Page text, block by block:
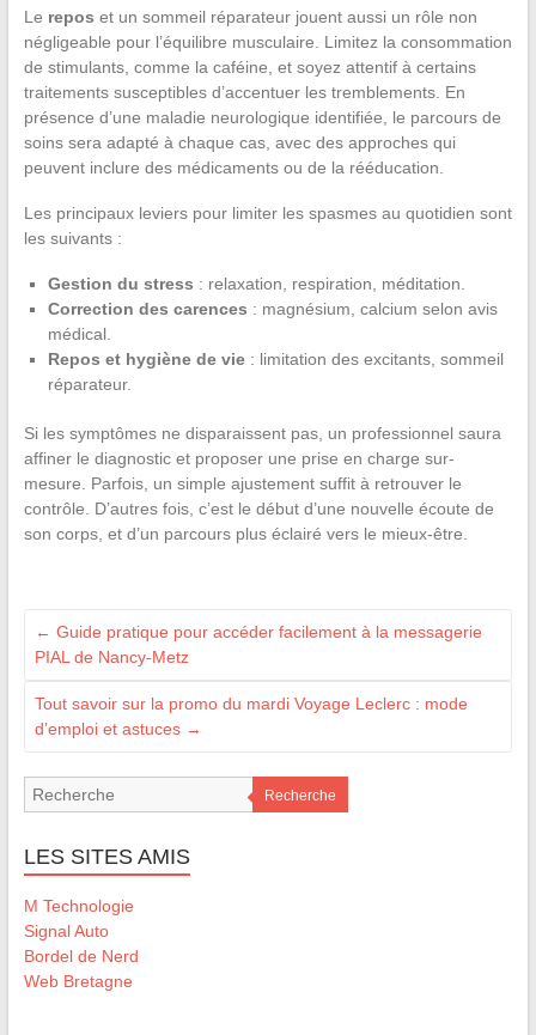
Le repos et un sommeil réparateur jouent aussi un rôle non
négligeable pour l’équilibre musculaire. Limitez la consommation
de stimulants, comme la caféine, et soyez attentif à certains
traitements susceptibles d’accentuer les tremblements. En
présence d’une maladie neurologique identifiée, le parcours de
soins sera adapté à chaque cas, avec des approches qui
peuvent inclure des médicaments ou de la rééducation.
Les principaux leviers pour limiter les spasmes au quotidien sont
les suivants :
Gestion du stress : relaxation, respiration, méditation.
Correction des carences : magnésium, calcium selon avis
médical.
Repos et hygiène de vie: limitation des excitants, sommeil
réparateur.
Si les symptômes ne disparaissent pas, un professionnel saura
affiner le diagnostic et proposer une prise en charge sur-
mesure. Parfois, un simple ajustement suffit à retrouver le
contrôle. D’autres fois, c’est le début d’une nouvelle écoute de
son corps, et d’un parcours plus éclairé vers le mieux-être.
← Guide pratique pour accéder facilement à la messagerie
PIAL de Nancy-Metz
Tout savoir sur la promo du mardi Voyage Leclerc : mode
d’emploi et astuces →
Recherche
LES SITES AMIS
M Technologie
Signal Auto
Bordel de Nerd
Web Bretagne